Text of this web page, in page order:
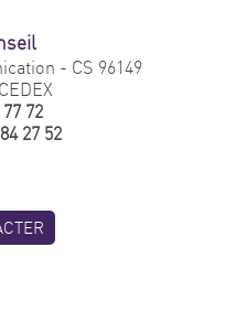
- CS 96149
77 72
27 52